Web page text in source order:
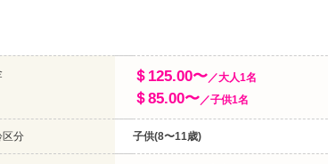
＄125.00〜／大人1名
＄85.00〜／子供1名
区分 子供(8〜11歳)